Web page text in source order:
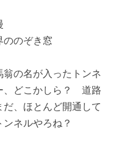
のぞき窓
の名が入ったトンネ
、どこかしら？ 道路
、ほとんど開通して
ネルやろね？